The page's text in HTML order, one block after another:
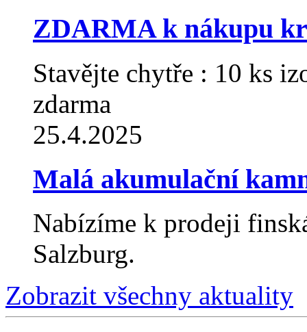
ZDARMA k nákupu
Stavějte chytře : 10 ks
zdarma
25.4.2025
Malá akumulační
Nabízíme k prodeji
Salzburg.
Zobrazit všechny aktuality